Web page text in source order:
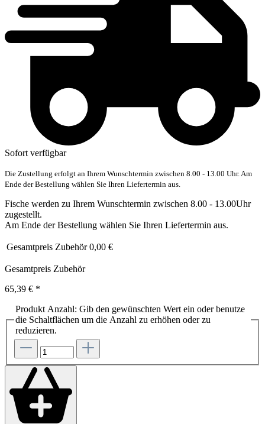
Sofort verfügbar
Die Zustellung erfolgt an Ihrem Wunschtermin zwischen 8.00 - 13.00 Uhr. Am
Ende der Bestellung wählen Sie Ihren Liefertermin aus.
Fische werden zu Ihrem Wunschtermin zwischen 8.00 - 13.00Uhr
zugestellt.
Am Ende der Bestellung wählen Sie Ihren Liefertermin aus.
Gesamtpreis Zubehör 0,00 €
Gesamtpreis Zubehör
65,39 € *
Produkt Anzahl: Gib den gewünschten Wert ein oder benutze
die Schaltflächen um die Anzahl zu erhöhen oder zu
reduzieren.